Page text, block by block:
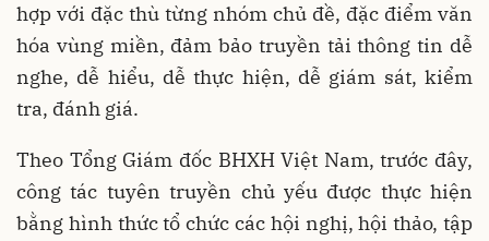
hợp với đặc thù từng nhóm chủ đề, đặc điểm văn
hóa vùng miền, đảm bảo truyền tải thông tin dễ
nghe, dễ hiểu, dễ thực hiện, dễ giám sát, kiểm
tra, đánh giá.
Theo Tổng Giám đốc BHXH Việt Nam, trước đây,
công tác tuyên truyền chủ yếu được thực hiện
bằng hình thức tổ chức các hội nghị, hội thảo, tập